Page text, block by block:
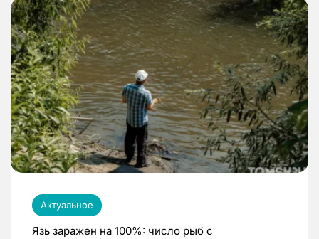
Актуальное
Язь заражен на 100%: число рыб с